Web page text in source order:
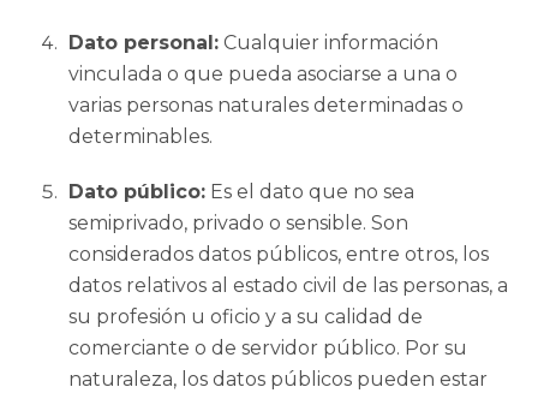
Dato personal: Cualquier información
vinculada o que pueda asociarse a una o
varias personas naturales determinadas o
determinables.
Dato público: Es el dato que no sea
semiprivado, privado o sensible. Son
considerados datos públicos, entre otros, los
datos relativos al estado civil de las personas, a
su profesión u oficio y a su calidad de
comerciante o de servidor público. Por su
naturaleza, los datos públicos pueden estar